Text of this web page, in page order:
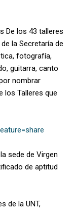
De los 43 talleres
la Secretaría de
fotografía,
guitarra, canto
nombrar
los Talleres que
sede de Virgen
de aptitud
de la UNT,